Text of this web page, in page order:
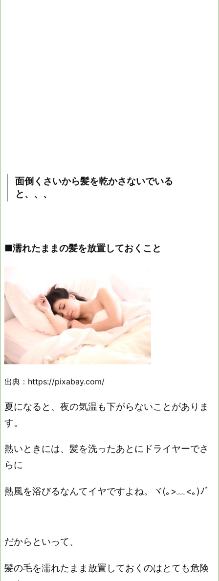
面倒くさいから髪を乾かさないでいる
と、、、
■濡れたままの髪を放置しておくこと
出典：https://pixabay.com/
夏になると、 夜の気温も下がらないことがありま
す。
熱いときには、髪を洗ったあとにドライヤーでさ
らに
熱風を浴びるなんてイヤですよね。ヾ(｡>﹏<｡)ﾉﾞ
だからといって、
髪の毛を濡れたまま放置しておくのはとても危険